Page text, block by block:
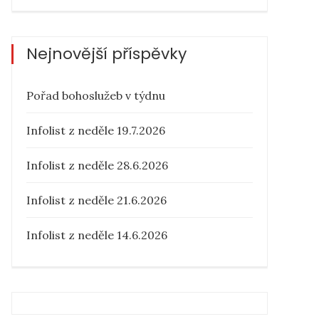
Nejnovější příspěvky
Pořad bohoslužeb v týdnu
Infolist z neděle 19.7.2026
Infolist z neděle 28.6.2026
Infolist z neděle 21.6.2026
Infolist z neděle 14.6.2026